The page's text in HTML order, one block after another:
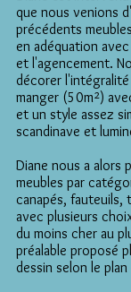
que nous venions
précédents
en adéquation
et l'agencement.
décorer
manger (50m²)
et un style assez
scandinave et
Diane nous a alors
meubles par
canapés, fauteuils,
avec plusieurs
du moins cher au
préalable proposé
dessin selon le